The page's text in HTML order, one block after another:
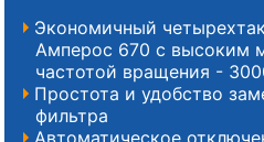
Экономичный
Амперос 670 с высоким
частотой вращения -
Простота и удобство
фильтра
Автоматическое